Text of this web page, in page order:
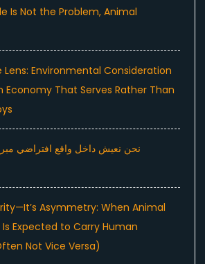
Is Not the Problem, Animal
Lens: Environmental Consideration
Economy That Serves Rather Than
نحن نعيش داخل واقع افتراضي
Asymmetry: When Animal
Expected to Carry Human
Not Vice Versa)